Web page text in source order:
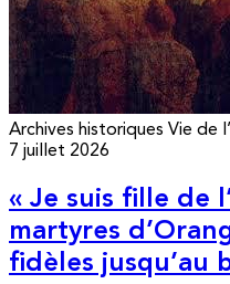
Archives historiques Vie de
7 juillet 2026
« Je suis fille de
martyres
fidèles jusqu’au